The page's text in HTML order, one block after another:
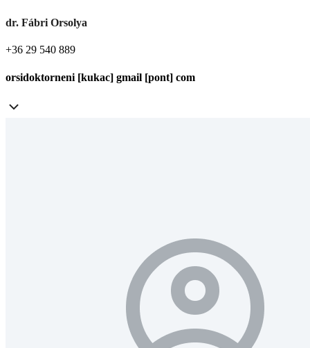
dr. Fábri Orsolya
+36 29 540 889
orsidoktorneni [kukac] gmail [pont] com